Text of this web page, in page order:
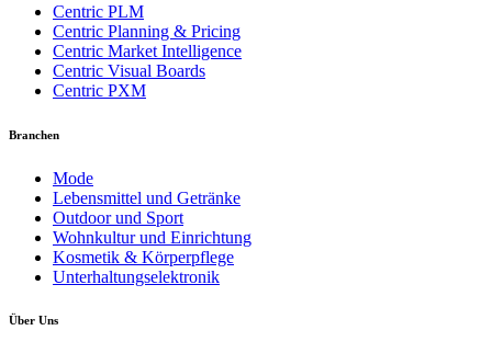
Centric PLM
Centric Planning & Pricing
Centric Market Intelligence
Centric Visual Boards
Centric PXM
Branchen
Mode
Lebensmittel und Getränke
Outdoor und Sport
Wohnkultur und Einrichtung
Kosmetik & Körperpflege
Unterhaltungselektronik
Über Uns